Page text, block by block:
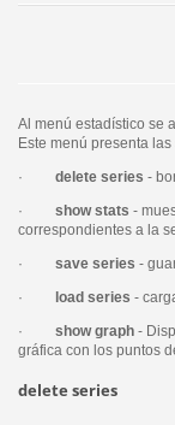
Al menú estadístico se
Este menú presenta
· delete series -
· show stats -
correspondientes a la
· save series -
·
load series -
· show graph-
gráfica con los puntos
delete series